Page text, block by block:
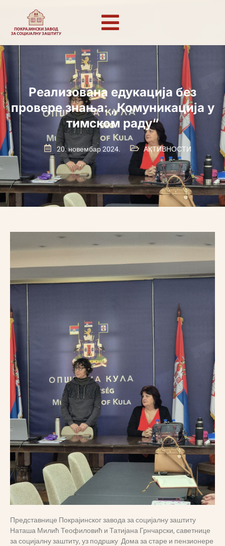
Реализована едукација без
провере знања: „Комуникација у
тимском раду“
20. новембар 2024. АКТИВНОСТИ
Представнице Покрајинског завода за социјалну заштиту
Наташа Милић Теофиловић и Татијана Грнчарски, саветнице
за социјалну заштиту, уз подршку Дома за старе и пензионере